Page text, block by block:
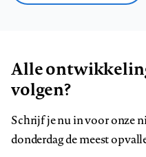
Alle
volgen?
Schrijf je nu in voor onze
donderdag de meest